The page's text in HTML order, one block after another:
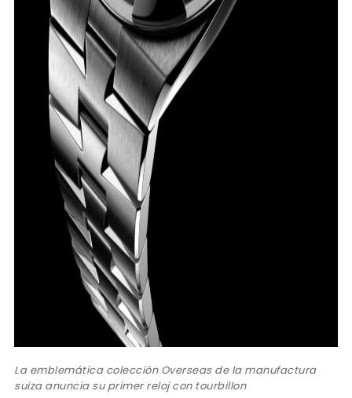
La emblemática colección Overseas de la manufactura
suiza anuncia su primer reloj con tourbillon